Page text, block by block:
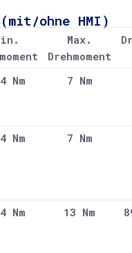
ohne HMI)
Max.
Drehmoment
Nm 7 Nm
Nm 7 Nm
Nm 13 Nm